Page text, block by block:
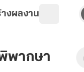
งผลงาน
พากษา